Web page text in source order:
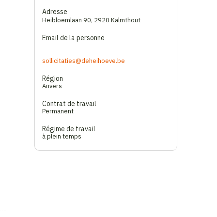
Adresse
Heibloemlaan 90, 2920 Kalmthout
Email de la personne
sollicitaties@deheihoeve.be
Région
Anvers
Contrat de travail
Permanent
Régime de travail
à plein temps